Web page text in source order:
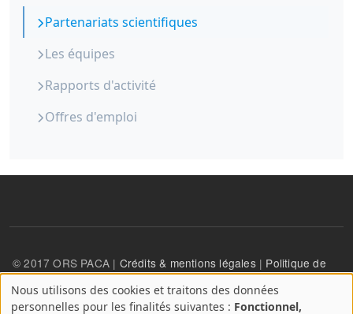
Partenariats scientifiques
Les équipes
Rapports d'activité
Offres d'emploi
© 2017 ORS PACA | Crédits & mentions légales| Politique de
confidentialité
A
Nous utilisons des cookies et traitons des données
personnelles pour les finalités suivantes : Fonctionnel,